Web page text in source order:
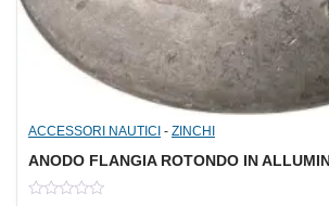
ACCESSORI NAUTICI - ZINCHI
ANODO FLANGIA ROTONDO IN